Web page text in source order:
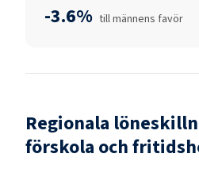
-3.6% till männens favör
Regionala
förskola och